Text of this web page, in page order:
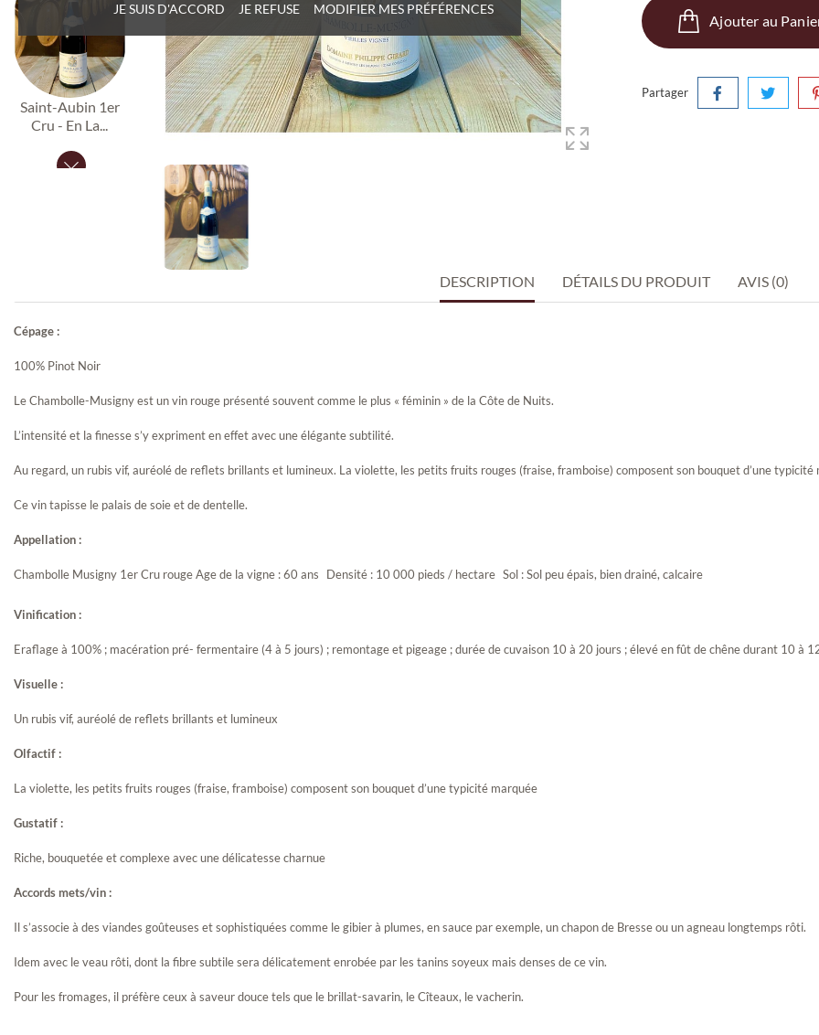
JE SUIS D'ACCORD JE REFUSE MODIFIER MES PRÉFÉRENCES
Saint-Aubin 1er
Cru - En La...
Musigny 1er Cru
Beaunes 1er
Vignes
Ajouter au
Partager
DESCRIPTION DÉTAILS DU PRODUIT AVIS (0)
Cépage :
100% Pinot Noir
Le Chambolle-Musigny est un vin rouge présenté souvent comme le plus « féminin » de la Côte de Nuits.
L’intensité et la finesse s’y expriment en effet avec une élégante subtilité.
Au regard, un rubis vif, auréolé de reflets brillants et lumineux. La violette, les petits fruits rouges (fraise, framboise) composent son bouquet d’une typicité
Ce vin tapisse le palais de soie et de dentelle.
Appellation :
Chambolle Musigny 1er Cru rouge Age de la vigne : 60 ans Densité : 10 000 pieds / hectare Sol : Sol peu épais, bien drainé, calcaire
Vinification :
Eraflage à 100% ; macération pré- fermentaire (4 à 5 jours) ; remontage et pigeage ; durée de cuvaison 10 à 20 jours ; élevé en fût de chêne durant 10 à
Visuelle :
Un rubis vif, auréolé de reflets brillants et lumineux
Olfactif :
La violette, les petits fruits rouges (fraise, framboise) composent son bouquet d’une typicité marquée
Gustatif :
Riche, bouquetée et complexe avec une délicatesse charnue
Accords mets/vin :
Il s’associe à des viandes goûteuses et sophistiquées comme le gibier à plumes, en sauce par exemple, un chapon de Bresse ou un agneau longtemps rôti.
Idem avec le veau rôti, dont la fibre subtile sera délicatement enrobée par les tanins soyeux mais denses de ce vin.
Pour les fromages, il préfère ceux à saveur douce tels que le brillat-savarin, le Cîteaux, le vacherin.